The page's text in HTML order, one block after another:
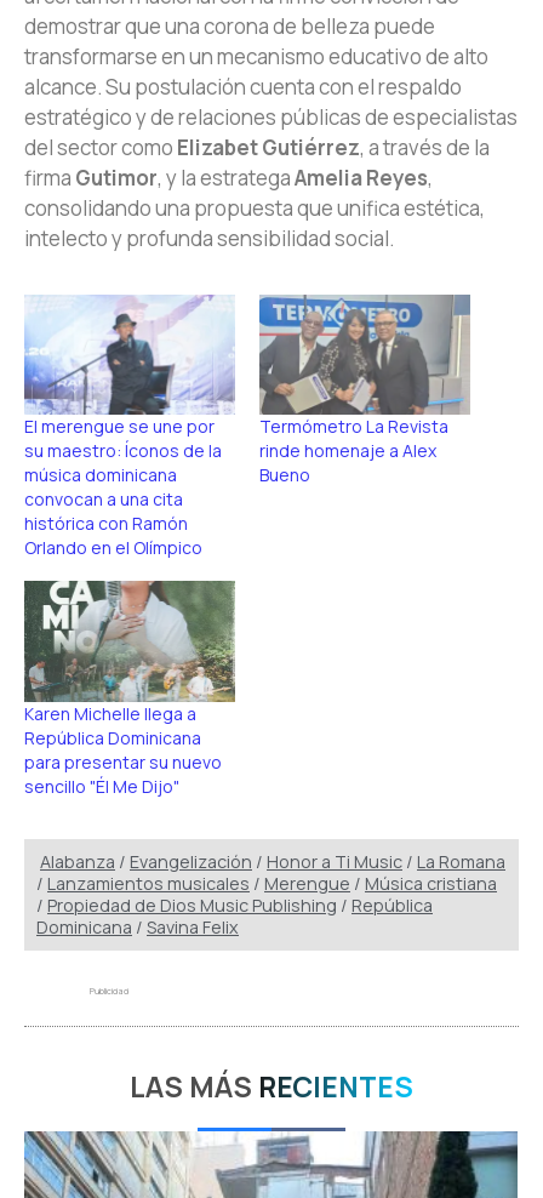
demostrar que una corona de belleza puede
transformarse en un mecanismo educativo de alto
alcance. Su postulación cuenta con el respaldo
estratégico y de relaciones públicas de especialistas
del sector como Elizabet Gutiérrez, a través de la
firma Gutimor, y la estrategaAmelia Reyes,
consolidando una propuesta que unifica estética,
intelecto y profunda sensibilidad social.
El merengue se une por
su maestro: Íconos de la
música dominicana
convocan a una cita
histórica con Ramón
Orlando en el Olímpico
Termómetro La Revista
rinde homenaje a Alex
Bueno
Karen Michelle llega a
República Dominicana
para presentar su nuevo
sencillo "Él Me Dijo"
Alabanza / Evangelización / Honor a Ti Music / La Romana
/ Lanzamientos musicales / Merengue / Música cristiana
/ Propiedad de Dios Music Publishing / República
Dominicana / Savina Felix
Publicidad
LAS MÁS RECIENTES